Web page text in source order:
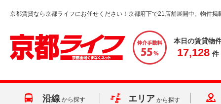
京都賃貸なら京都ライフにお任せください！京都府下で21店舗展開中。物件掲
本日の賃貸物
17,128 件
沿線 から探す エリア から探す